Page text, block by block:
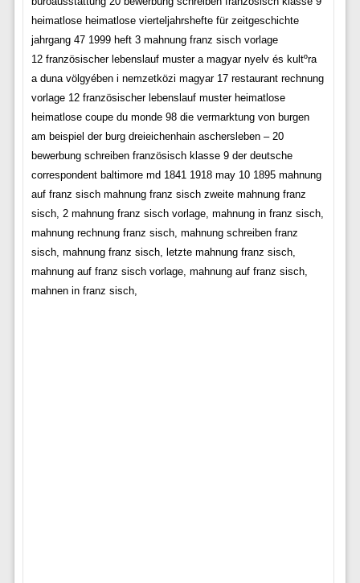
heimatlose heimatlose vierteljahrshefte für zeitgeschichte
jahrgang 47 1999 heft 3 mahnung franz sisch vorlage
12 französischer lebenslauf muster a magyar nyelv és kultºra
a duna völgyében i nemzetközi magyar 17 restaurant rechnung
vorlage 12 französischer lebenslauf muster heimatlose
heimatlose coupe du monde 98 die vermarktung von burgen
am beispiel der burg dreieichenhain aschersleben – 20
bewerbung schreiben französisch klasse 9 der deutsche
correspondent baltimore md 1841 1918 may 10 1895 mahnung
auf franz sisch mahnung franz sisch zweite mahnung franz
sisch, 2 mahnung franz sisch vorlage, mahnung in franz sisch,
mahnung rechnung franz sisch, mahnung schreiben franz
sisch, mahnung franz sisch, letzte mahnung franz sisch,
mahnung auf franz sisch vorlage, mahnung auf franz sisch,
mahnen in franz sisch,